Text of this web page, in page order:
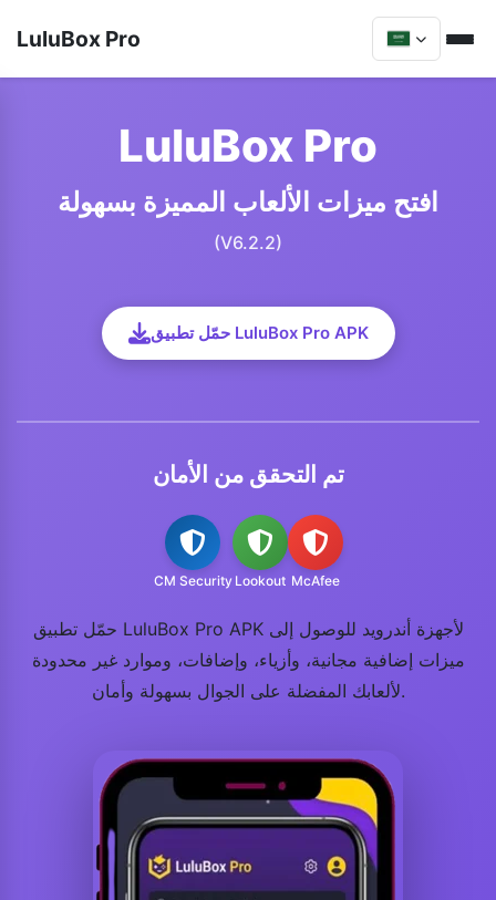
LuluBox Pro
LuluBox Pro
افتح ميزات الألعاب المميزة بسهولة
(V6.2.2)
حمّل تطبيق LuluBox Pro APK
تم التحقق من الأمان
CM Security Lookout McAfee
حمّل تطبيق LuluBox Pro APK لأجهزة أندرويد للوصول إلى
ميزات إضافية مجانية، وأزياء، وإضافات، وموارد غير محدودة
لألعابك المفضلة على الجوال بسهولة وأمان.